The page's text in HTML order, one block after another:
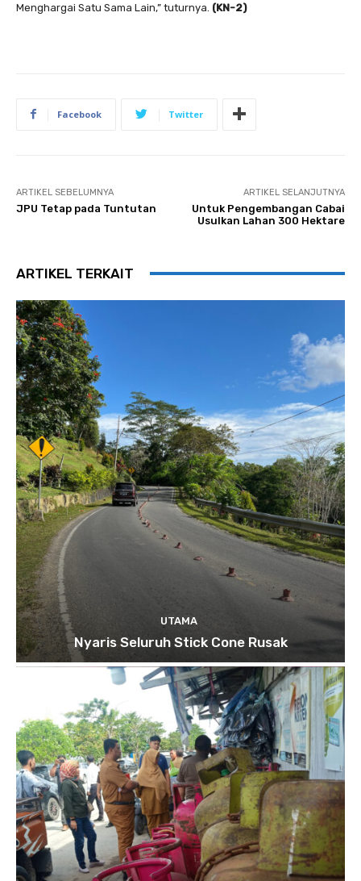
Menghargai Satu Sama Lain,” tuturnya. (KN-2)
Facebook Twitter
ARTIKEL SEBELUMNYA
JPU Tetap pada Tuntutan
ARTIKEL SELANJUTNYA
Untuk Pengembangan Cabai
Usulkan Lahan 300 Hektare
ARTIKEL TERKAIT
UTAMA
Nyaris Seluruh Stick Cone Rusak